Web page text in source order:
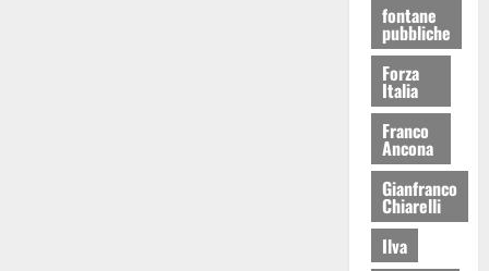
fontane
pubbliche
Forza
Italia
Franco
Ancona
Gianfranco
Chiarelli
Ilva